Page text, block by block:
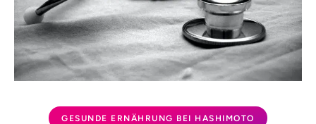
GESUNDE ERNÄHRUNG BEI HASHIMOTO